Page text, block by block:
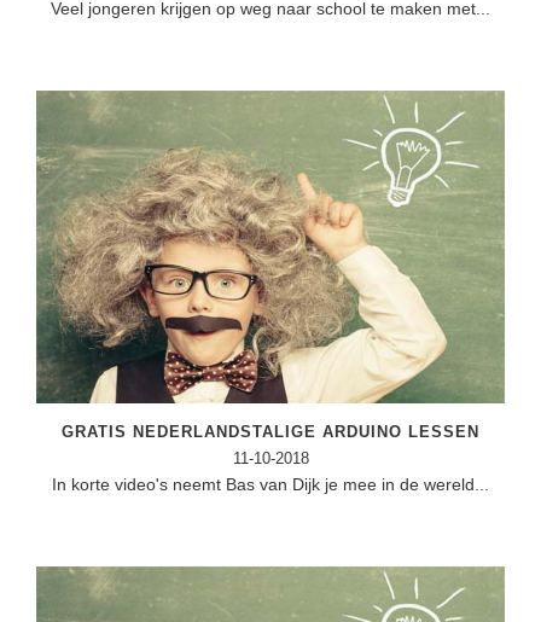
Veel jongeren krijgen op weg naar school te maken met...
GRATIS NEDERLANDSTALIGE ARDUINO LESSEN
11-10-2018
In korte video's neemt Bas van Dijk je mee in de wereld...